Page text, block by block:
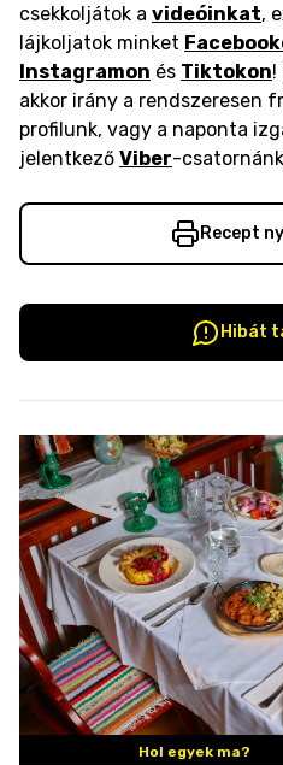
csekkoljátok a videóinkat,
lájkoljatok minket
Instagramon és Tiktokon!
akkor irány a rendszeresen
profilunk, vagy a naponta
jelentkező Viber-
Recept
Hibát
Hol egyek ma?